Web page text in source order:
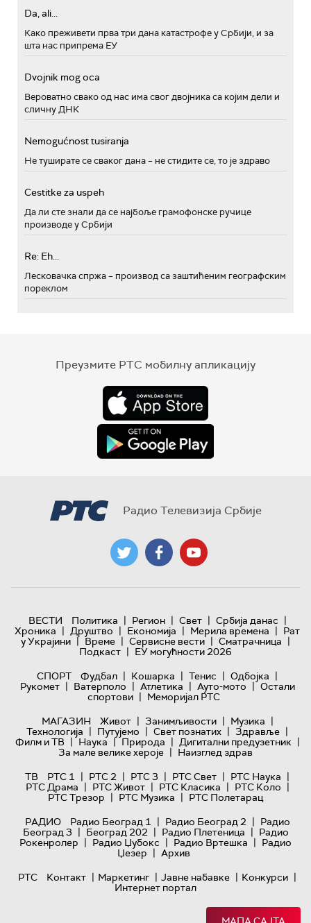
Da, ali...
Како преживети прва три дана катастрофе у Србији, и за
шта нас припрема ЕУ
Dvojnik mog oca
Вероватно свако од нас има свог двојника са којим дели и
сличну ДНК
Nemogućnost tusiranja
Не туширате се сваког дана – не стидите се, то је здраво
Cestitke za uspeh
Да ли сте знали да се најбоље грамофонске ручице
производе у Србији
Re: Eh...
Лесковачка спржа – производ са заштићеним географским
пореклом
Преузмите РТС мобилну апликацију
Радио Телевизија Србије
ВЕСТИ Политика | Регион | Свет | Србија данас |
Хроника | Друштво | Економија | Мерила времена | Рат
у Украјини | Време | Сервисне вести | Сматрачница |
Подкаст | ЕУ могућности 2026
СПОРТ
Фудбал | Кошарка | Тенис | Одбојка |
Рукомет | Ватерполо | Атлетика | Ауто-мото | Остали
спортови | Меморијал РТС
МАГАЗИН
Живот | Занимљивости | Музика |
Технологијa | Путујемо | Свет познатих | Здравље |
Филм и ТВ | Наука | Природа | Дигитални предузетник |
За мале велике хероје | Наизглед здрав
ТВ
РТС 1 | РТС 2 | РТС 3 | РТС Свет | РТС Наука |
РТС Драма | РТС Живот | РТС Класика | РТС Коло |
РТС Трезор | РТС Музика | РТС Полетарац
РАДИО
Радио Београд 1 | Радио Београд 2 | Радио
Београд 3 | Београд 202 | Радио Плетеница | Радио
Рокенролер | Радио Џубокс | Радио Вртешка | Радио
Џезер | Архив
РТС
Контакт | Маркетинг | Јавне набавке | Конкурси |
Интернет портал